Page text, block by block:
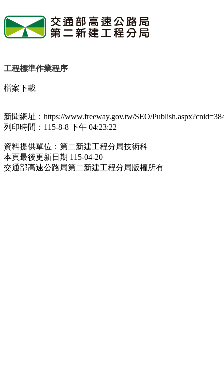
工程標準作業程序
檔案下載
新聞網址：https://www.freeway.gov.tw/SEO/
列印時間：115-8-8 下午 04:23:22
資料提供單位：第二新建工程分局技術科
本頁最後更新日期 115-04-20
交通部高速公路局第二新建工程分局版權所有